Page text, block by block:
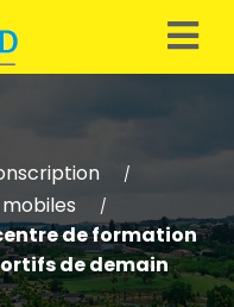
/
/
de formation
de demain